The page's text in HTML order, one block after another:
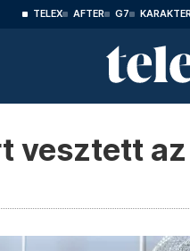
TELEX AFTER G7
vesztett